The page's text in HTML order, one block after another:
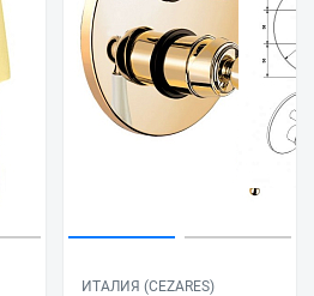
ИТАЛИЯ (CEZARES)